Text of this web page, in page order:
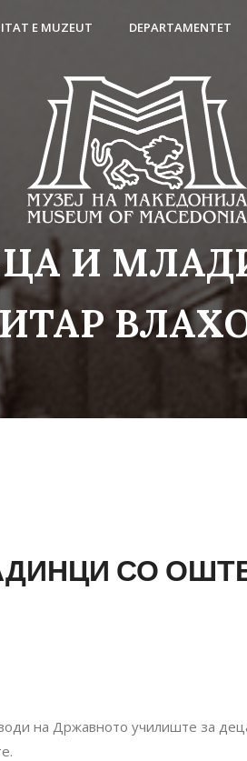
E MUZEUT DEPARTAMENTET
И
СО
на Државното училиште за